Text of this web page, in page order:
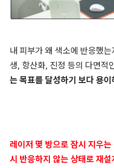
내 피부가 왜 색소에 반응했
생, 항산화, 진정 등의 다면적
는 목표를 달성하기 보다 용
레이저 몇 방으로 잠시 지우
시 반응하지 않는 상태로 재